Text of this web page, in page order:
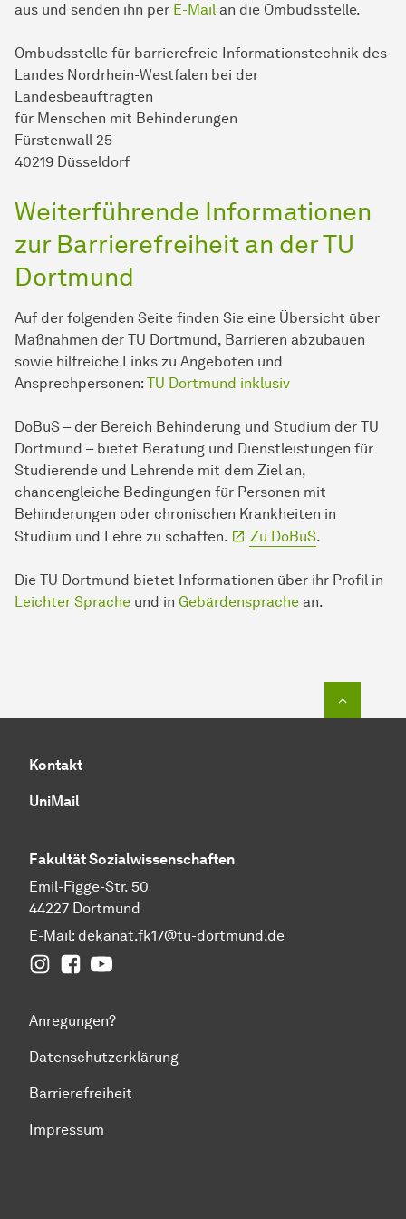
aus und senden ihn per E-Mail an die Ombudsstelle.
Ombudsstelle für barrierefreie Informationstechnik des
Landes Nordrhein-Westfalen bei der
Landesbeauftragten
für Menschen mit Behinderungen
Fürstenwall 25
40219 Düsseldorf
Weiterführende Informationen
zur Barrierefreiheit an der TU
Dortmund
Auf der folgenden Seite finden Sie eine Übersicht über
Maßnahmen der TU Dort­mund, Barrieren abzubauen
sowie hilfreiche Links zu Angeboten und
Ansprechpersonen: TU Dortmund inklusiv
DoBuS – der Bereich Behinderung und Studium der TU
Dortmund – bietet Beratung und Dienstleistungen für
Studierende und Lehrende mit dem Ziel an,
chancengleiche Bedingungen für Personen mit
Behinderungen oder chronischen Krankheiten in
Studium und Lehre zu schaffen.
Zu DoBuS.
Die TU Dortmund bietet Informationen über ihr Profil in
Leichter Sprache und in Gebärdensprache an.
Kontakt
UniMail
FakultätSozial­wissen­schaften
Emil-Figge-Str. 50
44227 Dortmund
E-Mail: dekanat.fk17@tu-dortmund.de
InstagramFacebook
YouTube
Anregungen?
Datenschutzerklärung
Barrierefreiheit
Impressum